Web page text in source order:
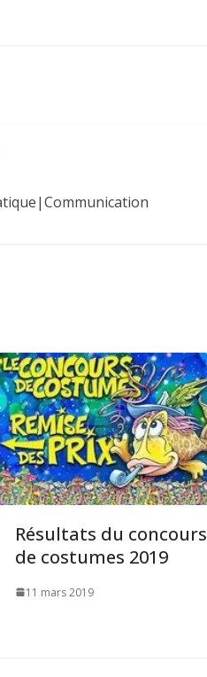
Résultats du concours
de costumes 2019
11 mars 2019